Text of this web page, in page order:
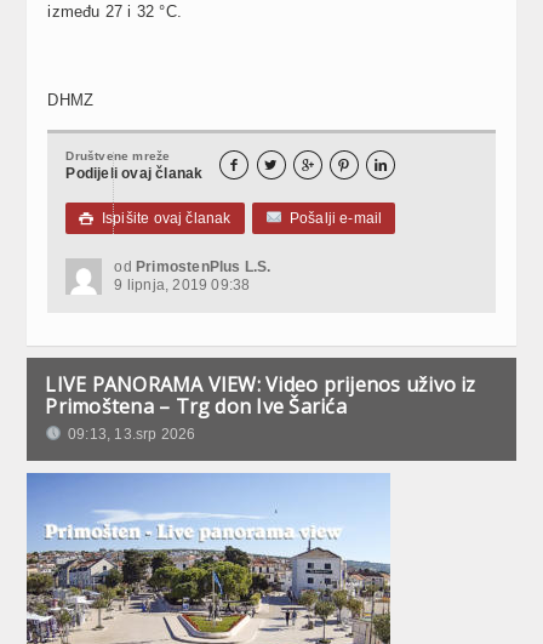
između 27 i 32 °C.
DHMZ
Društvene mreže
Podijeli ovaj članak     
 Ispišite ovaj članak Pošalji e-mail
od PrimostenPlus L.S.
9 lipnja, 2019 09:38
LIVE PANORAMA VIEW: Video prijenos uživo iz
Primoštena – Trg don Ive Šarića
09:13, 13.srp 2026